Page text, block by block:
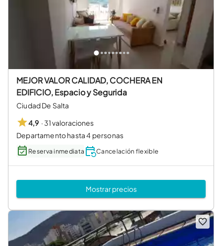
MEJOR VALOR CALIDAD, COCHERA EN
EDIFICIO, Espacio y Segurida
Ciudad De Salta
4,9 · 31 valoraciones
Departamento hasta 4 personas
Reserva inmediata Cancelación flexible
Mostrar precios